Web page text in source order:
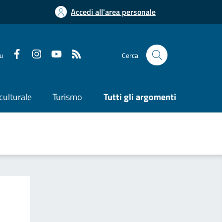
Accedi all'area personale
Cerca
Turismo Tutti gli argomenti